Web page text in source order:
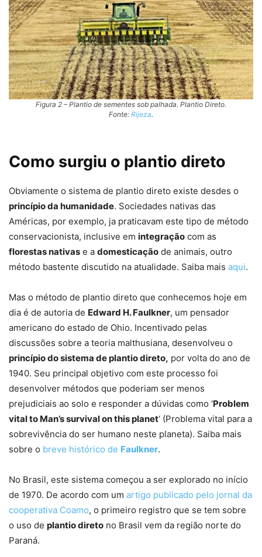
Figura 2 – Plantio de sementes sob palhada. Plantio Direto.
Fonte: Rijeza.
Como surgiu o plantio direto
Obviamente o sistema de plantio direto existe desdes o
princípio da humanidade. Sociedades nativas das
Américas, por exemplo, ja praticavam este tipo de método
conservacionista, inclusive em integração com as
florestas nativas e a domesticação de animais, outro
método bastente discutido na atualidade. Saiba mais aqui.
Mas o método de plantio direto que conhecemos hoje em
dia é de autoria de Edward H. Faulkner, um pensador
americano do estado de Ohio. Incentivado pelas
discussões sobre a teoria malthusiana, desenvolveu o
princípio do sistema de plantio direto, por volta do ano de
1940. Seu principal objetivo com este processo foi
desenvolver métodos que poderiam ser menos
prejudiciais ao solo e responder a dúvidas como ‘Problem
vital to Man’s survival on this planet‘ (Problema vital para a
sobrevivência do ser humano neste planeta). Saiba mais
sobre o breve histórico de Faulkner.
No Brasil, este sistema começou a ser explorado no início
de 1970. De acordo com um artigo publicado pelo jornal da
cooperativa Coamo, o primeiro registro que se tem sobre
o uso de plantio direto no Brasil vem da região norte do
Paraná.